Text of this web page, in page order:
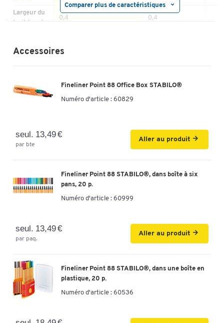
Comparer plus de caractéristiques
Largeur du
trait (mm)
0,4 0,4
Description
Effaçable non
Matériau
plastique PP plastique PP
Accessoires
Fineliner Point 88 Office Box STABILO®
Numéro d'article : 60829
seul. 13,49 €
par bte
Aller au produit
Fineliner Point 88 STABILO®, dans boîte à six
pans, 20 p.
Numéro d'article : 60999
seul. 13,49 €
par paq.
Aller au produit
Fineliner Point 88 STABILO®, dans une boîte en
plastique, 20 p.
Numéro d'article : 60536